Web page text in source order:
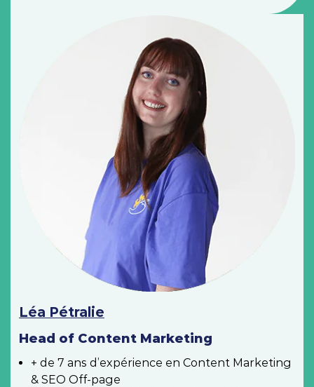
Léa Pétralie
Head of Content Marketing
+ de 7 ans d’expérience en Content Marketing
& SEO Off-page